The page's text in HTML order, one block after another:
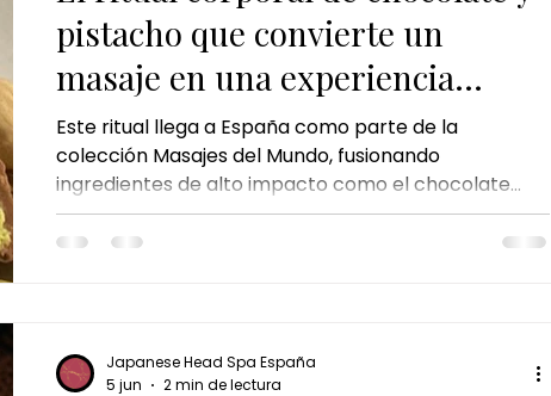
matcha massage kyoto matcha ritual
de jengibre ritual de jengibre
chocolate y pistacho
pistacho que convierte un
masaje en una experiencia
premium
Este ritual llega a España como parte de la
colección Masajes del Mundo, fusionando
ingredientes de alto impacto como el chocolate
cosmético, el pistacho y las sales de oro en uno de
los tratamientos corporales más exclusivos del
Japanese Head Spa España
5 jun
2 min de lectura